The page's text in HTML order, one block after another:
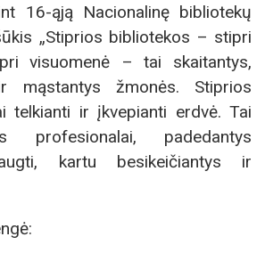
16-ąją Nacionalinę bibliotekų
„Stiprios bibliotekos – stipri
visuomenė – tai skaitantys,
mąstantys žmonės. Stiprios
telkianti ir įkvepianti erdvė. Tai
profesionalai, padedantys
kartu besikeičiantys ir